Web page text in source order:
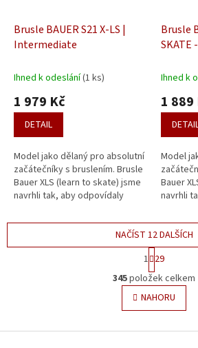
Brusle BAUER S21 X-LS |
Intermediate
Ihned k odeslání(1 ks)
1 979 Kč
DETAIL
Model jako dělaný pro absolutní
začátečníky s bruslením. Brusle
Bauer XLS (learn to skate) jsme
navrhli tak, aby odpovídaly
chystá dělat první kroky...
Brusle
SKATE
Ihned k
1 889
Model
Bauer
navrhli
chystá
O
v
l
á
NAČÍST 12 DALŠÍCH
S
t
r
á
n
k
v
1 29
345položek celkem
NAHORU
Z